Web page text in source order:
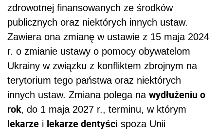
zdrowotnej finansowanych ze środków
publicznych oraz niektórych innych ustaw.
Zawiera ona zmianę w ustawie z 15 maja 2024
r. o zmianie ustawy o pomocy obywatelom
Ukrainy w związku z konfliktem zbrojnym na
terytorium tego państwa oraz niektórych
innych ustaw. Zmiana polega na wydłużeniu o
rok, do 1 maja 2027 r., terminu, w którym
lekarze i lekarze dentyści spoza Unii